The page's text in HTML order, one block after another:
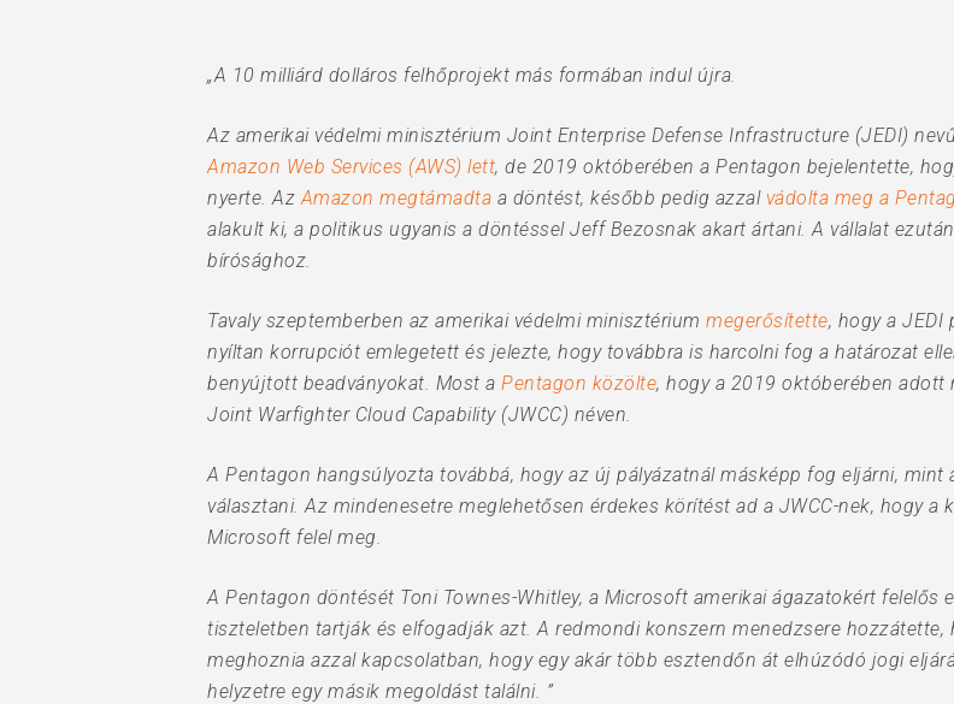
„A 10 milliárd dolláros felhőprojekt más formában indul újra.
Az amerikai védelmi minisztérium Joint Enterprise Defense Infrastructure (JEDI)
Amazon Web Services (AWS) lett, de 2019 októberében a Pentagon bejelentette,
nyerte. AzAmazon megtámadta a döntést, később pedig azzal vádolta meg a
alakult ki, a politikus ugyanis a döntéssel Jeff Bezosnak akart ártani. A vállalat
bírósághoz.
Tavaly szeptemberben az amerikai védelmi minisztérium megerősítette, hogy a JEDI
nyíltan korrupciót emlegetett és jelezte, hogy továbbra is harcolni fog a határozat
benyújtott beadványokat. Most a Pentagon közölte, hogy a 2019 októberében
Joint Warfighter Cloud Capability (JWCC) néven.
A Pentagon hangsúlyozta továbbá, hogy az új pályázatnál másképp fog eljárni,
választani. Az mindenesetre meglehetősen érdekes körítést ad a JWCC-nek, hogy
Microsoft felel meg.
A Pentagon döntését Toni Townes-Whitley, a Microsoft amerikai ágazatokért felelős
tiszteletben tartják és elfogadják azt. A redmondi konszern menedzsere
meghoznia azzal kapcsolatban, hogy egy akár több esztendőn át elhúzódó jogi
helyzetre egy másik megoldást találni. ”